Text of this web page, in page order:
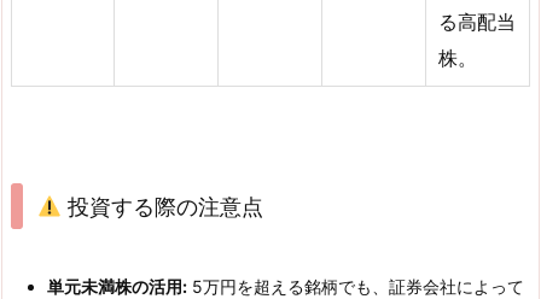
る高配当
株。
投資する際の注意点
単元未満株の活用: 5万円を超える銘柄でも、証券会社によって